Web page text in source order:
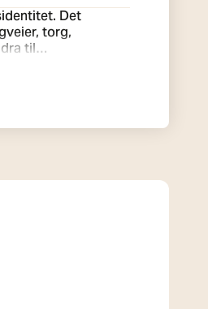
Det
torg,
være
en innbydende
driftskostnader og